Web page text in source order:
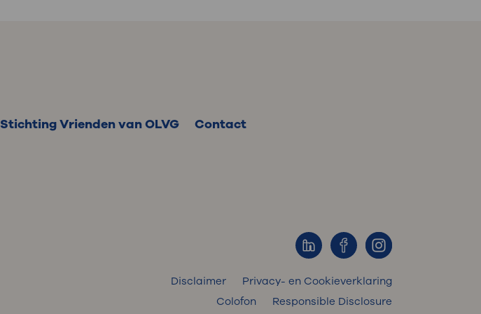
Stichting Vrienden van OLVG Contact
Disclaimer
Privacy- en Cookieverklaring
Colofon
Responsible Disclosure